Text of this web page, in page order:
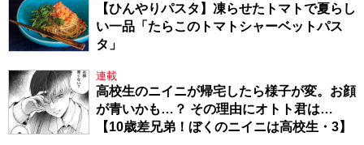
【ひんやりパスタ】凍らせたトマトで夏らし
い一品「たらこのトマトシャーベットパス
タ」
連載
高校生のニイニが帰宅したら様子が変。お顔
が青いかも…？ その理由にオトト君は…
【10歳差兄弟！ぼくのニイニは高校生・3】